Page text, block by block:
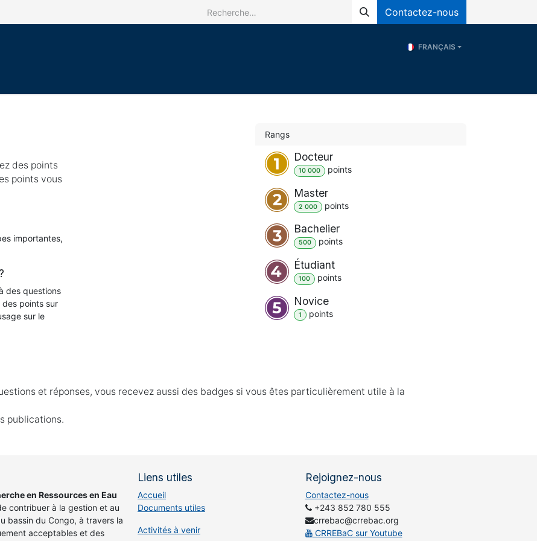
Contactez-nous
FRANÇAIS
des points
points vous
importantes,
des questions
points sur
sur le
Rangs
Docteur
10 000 points
Master
2 000 points
Bachelier
500 points
Étudiant
100 points
Novice
1 points
et réponses, vous recevez aussi des badges si vous êtes particulièrement utile à la
publications.
en Ressources en Eau
contribuer à la gestion et au
bassin du Congo, à travers la
acceptables et des
Rejoignez-nous
Contactez-nous
+243 852 780 555
crrebac@crrebac.org
CRREBaC sur Youtube
Liens utiles
Accueil
Documents utiles
Activités à venir